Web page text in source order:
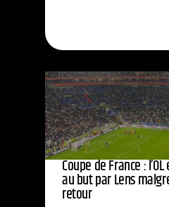
Coupe de France :
au but par Lens
retour